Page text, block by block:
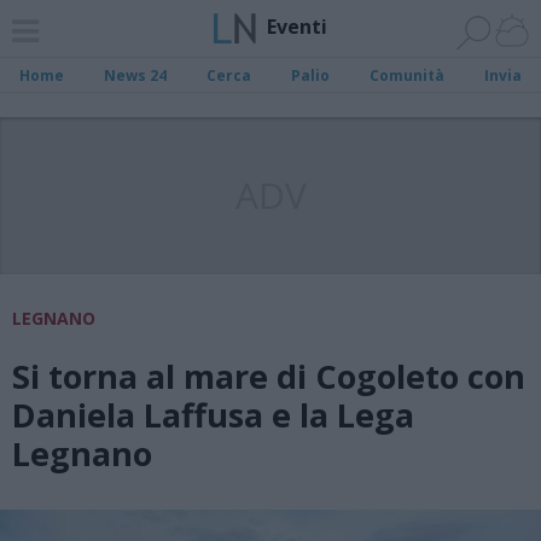
Eventi
Home News 24 Cerca Palio Comunità Invia
LEGNANO
Si torna al mare di Cogoleto con
Daniela Laffusa e la Lega
Legnano